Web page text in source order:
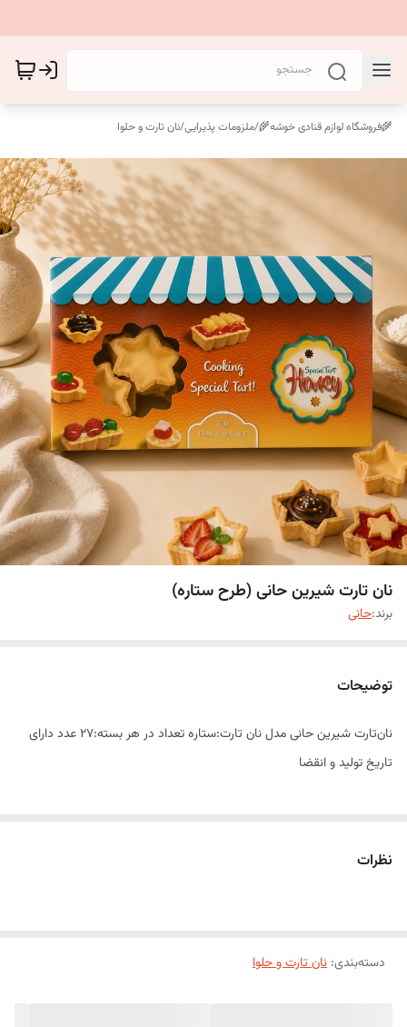
🌾فروشگاه لوازم قنادی خوشه🌾/ملزومات پذیرایی/نان تارت و حلوا
نان تارت شیرین حانی (طرح ستاره)
برند:حانی
توضیحات
نان‌تارت شیرین حانی مدل نان تارت:ستاره تعداد در هر بسته:۲۷ عدد دارای
تاریخ تولید و انقضا
نظرات
دسته‌بندی: نان تارت و حلوا